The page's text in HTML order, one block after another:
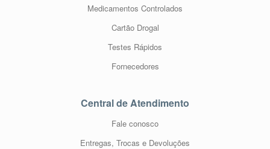
Medicamentos Controlados
Cartão Drogal
Testes Rápidos
Fornecedores
Central de Atendimento
Fale conosco
Entregas, Trocas e Devoluções